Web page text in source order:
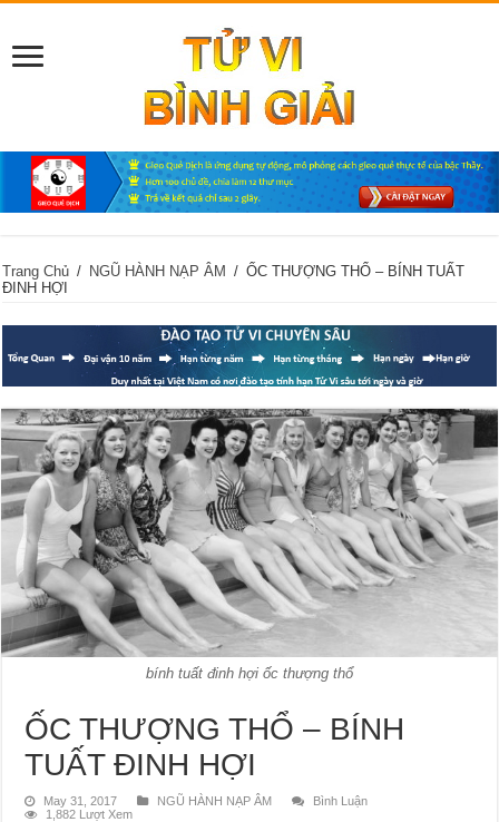
Trang Chủ / NGŨ HÀNH NẠP ÂM / ỐC THƯỢNG THỔ – BÍNH TUẤT
ĐINH HỢI
bính tuất đinh hợi ốc thượng thổ
ỐC THƯỢNG THỔ – BÍNH
TUẤT ĐINH HỢI
May 31, 2017 NGŨ HÀNH NẠP ÂM
Bình Luận
1,882 Lượt Xem